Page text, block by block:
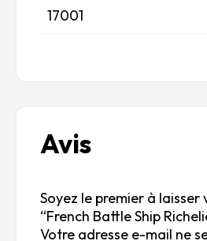
17001
Avis
Soyez le premier à laisser
“French Battle Ship
Votre adresse e-mail ne